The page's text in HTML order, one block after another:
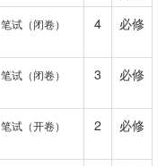
笔试（闭卷） 4 必修
笔试（闭卷） 3 必修
笔试（开卷） 2 必修